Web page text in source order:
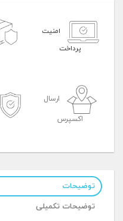
امنیت
پرداخت
ارسال
اکسپرس
توضیحات
توضیحات تکمیلی